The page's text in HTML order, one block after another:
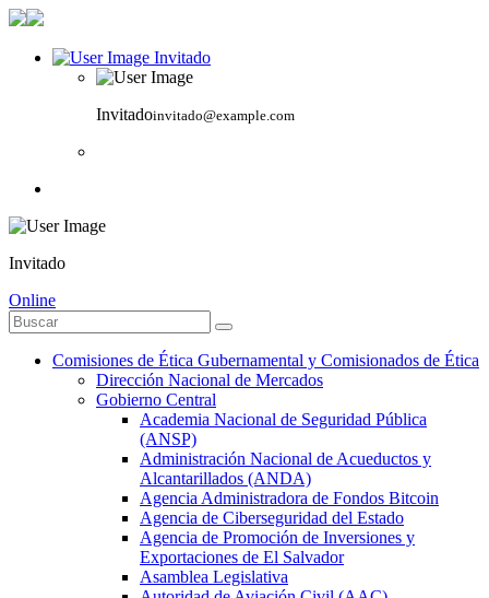
Invitado
Invitadoinvitado@example.com
Invitado
Online
Comisiones de Ética Gubernamental y Comisionados de Ética
Dirección Nacional de Mercados
Gobierno Central
Academia Nacional de Seguridad Pública
(ANSP)
Administración Nacional de Acueductos y
Alcantarillados (ANDA)
Agencia Administradora de Fondos Bitcoin
Agencia de Ciberseguridad del Estado
Agencia de Promoción de Inversiones y
Exportaciones de El Salvador
Asamblea Legislativa